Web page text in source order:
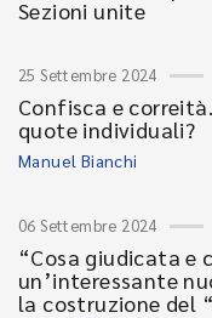
Sezioni unite
25 Settembre 2024
Confisca e
quote individuali?
Manuel Bianchi
06 Settembre 2024
“Cosa giudicata e
un’interessante
la costruzione del